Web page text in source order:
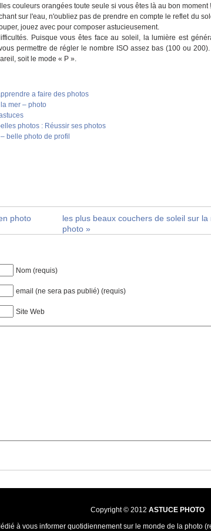
couleurs orangées toute seule si vous êtes là au bon moment
sur l'eau, n'oubliez pas de prendre en compte le reflet du
jouez avec pour composer astucieusement.
Puisque vous êtes face au soleil, la lumière est
permettre de régler le nombre ISO assez bas (100 ou
soit le mode « P ».
a faire des photos
mer – photo
photos : Réussir ses photos
belle photo de profil
photo
les plus beaux couchers de soleil sur la
photo»
Nom (requis)
email (ne sera pas publié) (requis)
Site Web
Copyright © 2012 ASTUCE PHOTO
à vous informer quotidiennement sur le monde de la photo